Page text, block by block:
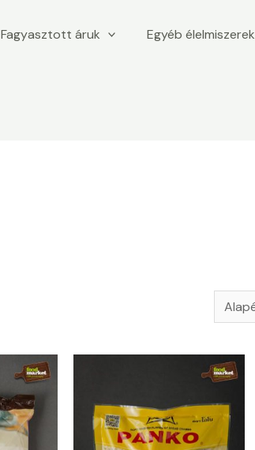
Fagyasztott áruk Egyéb élelmiszerek